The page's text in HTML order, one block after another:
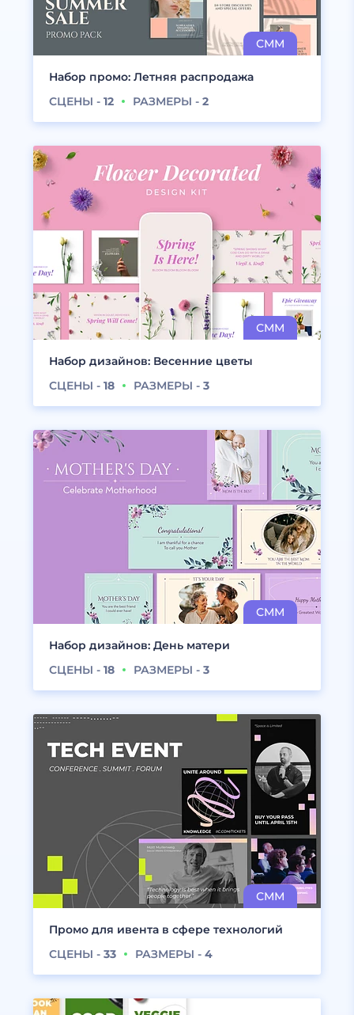
Набор промо: Летняя распродажа
СЦЕНЫ - 12 РАЗМЕРЫ - 2
Набор дизайнов: Весенние цветы
СЦЕНЫ - 18 РАЗМЕРЫ - 3
Набор дизайнов: День матери
СЦЕНЫ - 18 РАЗМЕРЫ - 3
Промо для ивента в сфере технологий
СЦЕНЫ - 33 РАЗМЕРЫ - 4